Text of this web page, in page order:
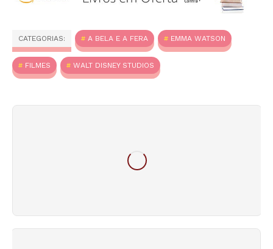
CATEGORIAS: A BELA E A FERA EMMA WATSON
FILMES WALT DISNEY STUDIOS